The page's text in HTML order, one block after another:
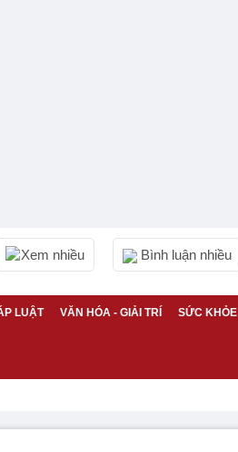
Xem nhiều Bình luận nhiều
LUẬT VĂN HÓA - GIẢI TRÍ SỨC KHỎE